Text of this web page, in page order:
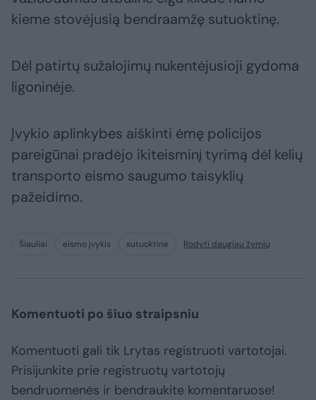
kieme stovėjusią bendraamžę sutuoktinę.
Dėl patirtų sužalojimų nukentėjusioji gydoma
ligoninėje.
Įvykio aplinkybes aiškinti ėmę policijos
pareigūnai pradėjo ikiteisminį tyrimą dėl kelių
transporto eismo saugumo taisyklių
pažeidimo.
Šiauliai eismo įvykis sutuoktinė Rodyti daugiau žymių
Komentuoti po šiuo straipsniu
Komentuoti gali tik Lrytas registruoti vartotojai.
Prisijunkite prie registruotų vartotojų
bendruomenės ir bendraukite komentaruose!